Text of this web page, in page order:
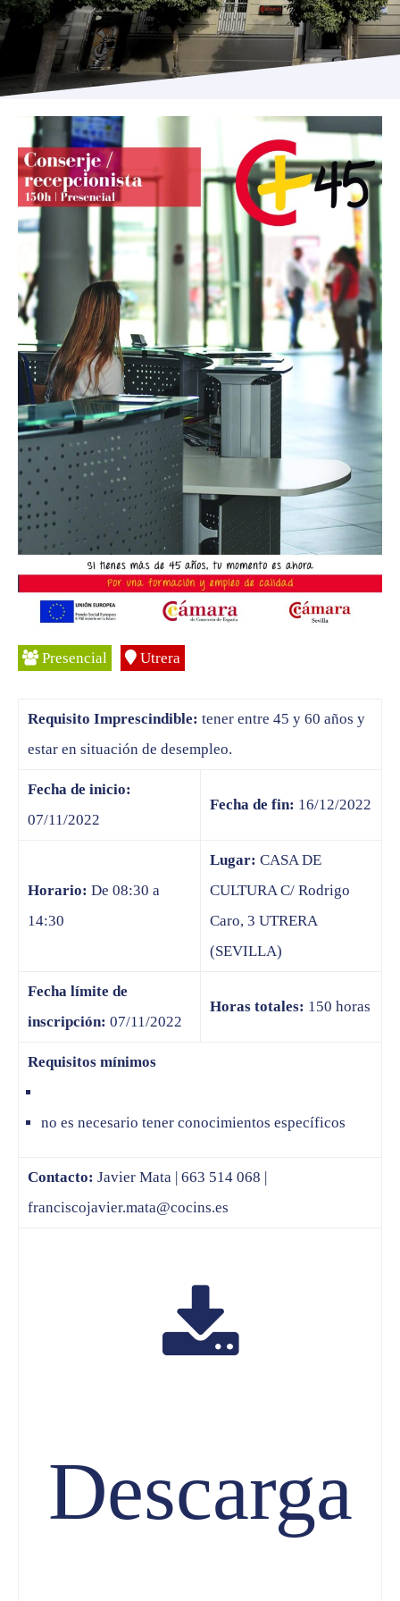
Programas
Presencial Utrera
Requisito Imprescindible: tener entre 45 y 60 años y
estar en situación de desempleo.
Fecha de inicio:
07/11/2022
Fecha de fin: 16/12/2022
Horario: De 08:30 a
14:30
Lugar: CASA DE
CULTURA C/ Rodrigo
Caro, 3 UTRERA
(SEVILLA)
Fecha límite de
inscripción: 07/11/2022
Horas totales: 150 horas
Requisitos mínimos
no es necesario tener conocimientos específicos
Contacto: Javier Mata | 663 514 068 |
franciscojavier.mata@cocins.es
Descarga